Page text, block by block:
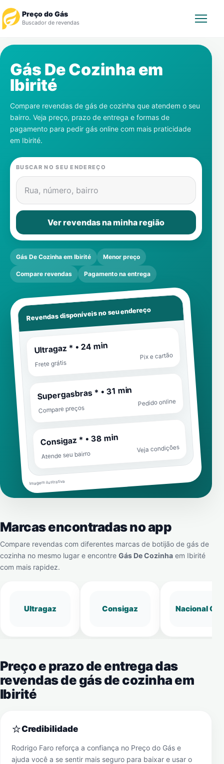
Preço do Gás
Buscador de revendas
Revendedor
Notícias
Cadastre-se
Gás
Contatos
Gás De Cozinha em
Ibirité
Compare revendas de gás de cozinha que atendem o seu
bairro. Veja preço, prazo de entrega e formas de
pagamento para pedir gás online com mais praticidade
em Ibirité.
BUSCAR NO SEU ENDEREÇO
Rua, número, bairro
Ver revendas na minha região
Gás De Cozinha em Ibirité Menor preço
Compare revendas Pagamento na entrega
Revendas disponíveis no seu endereço
Ultragaz * • 24 min
Frete grátis
Pix e cartão
Supergasbras * • 31 min
Compare preços
Pedido online
Consigaz * • 38 min
Atende seu bairro
Veja condições
Imagem ilustrativa
Marcas encontradas no app
Compare revendas com diferentes marcas de botijão de gás de
cozinha no mesmo lugar e encontre Gás De Cozinha em Ibirité
com mais rapidez.
Ultragaz Consigaz Nacional Gás
Preço e prazo de entrega das
revendas de gás de cozinha em
Ibirité
⭐Credibilidade
Rodrigo Faro reforça a confiança no Preço do Gás e
ajuda você a se sentir mais seguro para baixar e usar o